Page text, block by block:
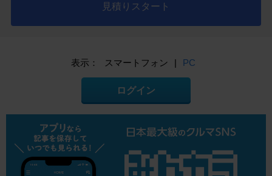
見積りスタート
表示： スマートフォン | PC
ログイン